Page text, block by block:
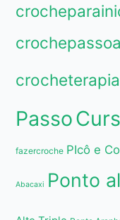
crocheterapia
Passo
fazercroche PIcô e
Abacaxi Ponto